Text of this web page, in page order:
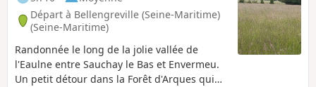
Départ à Bellengreville (Seine-Maritime)
(Seine-Maritime)
Randonnée le long de la jolie vallée de
l'Eaulne entre Sauchay le Bas et Envermeu.
Un petit détour dans la Forêt d'Arques qui